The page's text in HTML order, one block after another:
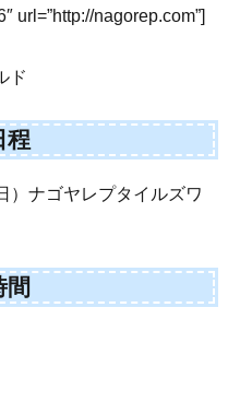
url=”http://nagorep.com”]
ド
程
）ナゴヤレプタイルズワ
間